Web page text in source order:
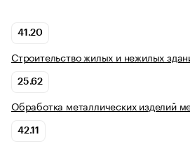
41.20
Строительство жилых и нежилых
25.62
Обработка металлических изделий
42.11